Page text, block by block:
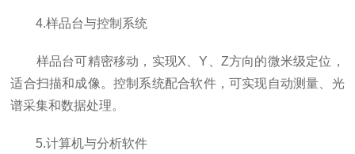
4.样品台与控制系统
样品台可精密移动，实现X、Y、Z方向的微米级定位，
适合扫描和成像。控制系统配合软件，可实现自动测量、光
谱采集和数据处理。
5.计算机与分析软件